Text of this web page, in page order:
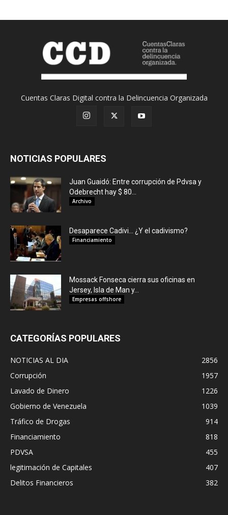
Cuentas Claras Digital contra la Delincuencia Organizada
NOTICIAS POPULARES
Juan Guaidó: Entre corrupción de Pdvsa y
Odebrecht hay $ 80...
Archivo
Desaparece Cadivi… ¿Y el cadivismo?
Financiamiento
Mossack Fonseca cierra sus oficinas en
Jersey, Isla de Man y...
Empresas offshore
CATEGORÍAS POPULARES
NOTICIAS AL DIA
2856
Corrupción
1957
Lavado de Dinero
1226
Gobierno de Venezuela
1039
Tráfico de Drogas
914
Financiamiento
818
PDVSA
455
legitimación de Capitales
407
Delitos Financieros
382